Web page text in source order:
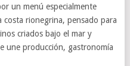
un menú especialmente
rionegrina, pensado para
criados bajo el mar y
une producción, gastronomía